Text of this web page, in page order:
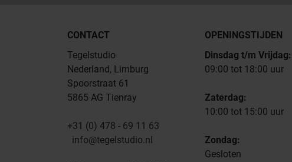
CONTACT
Tegelstudio
Nederland, Limburg
Spoorstraat 61
5865 AG Tienray
+31 (0) 478 - 69 11 63
info@tegelstudio.nl
OPENINGSTIJDEN
Dinsdag t/m Vrijdag:
09:00 tot 18:00 uur
Zaterdag:
10:00 tot 15:00 uur
Zondag:
Gesloten